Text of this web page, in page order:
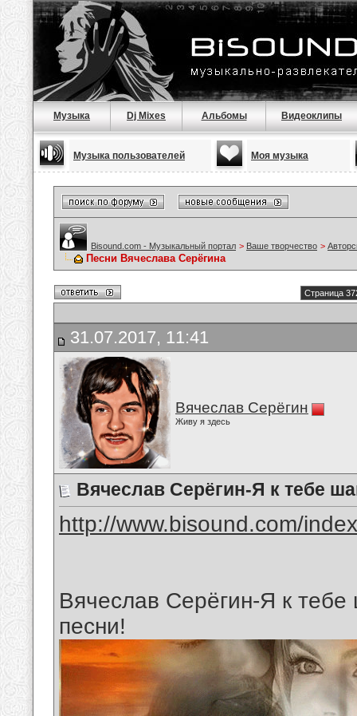
Музыка Dj Mixes Альбомы Видеоклипы
Музыка пользователей Моя музыка
Bisound.com - Музыкальный портал > Ваше творчество >
Песни Вячеслава Серёгина
Страница
31.07.2017, 11:41
Вячеслав Серёгин
Живу я здесь
Вячеслав Серёгин-Я к тебе
http://www.bisound.com/
Вячеслав Серёгин-Я к тебе
песни!